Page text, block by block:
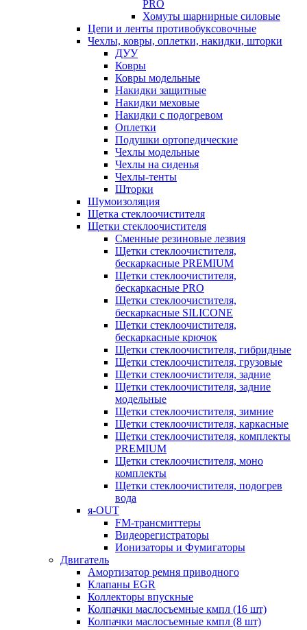
PRO
Хомуты шарнирные силовые
Цепи и ленты противобуксовочные
Чехлы, ковры, оплетки, накидки, шторки
ДУУ
Ковры
Ковры модельные
Накидки защитные
Накидки меховые
Накидки с подогревом
Оплетки
Подушки ортопедические
Чехлы модельные
Чехлы на сиденья
Чехлы-тенты
Шторки
Шумоизоляция
Щетка стеклоочистителя
Щетки стеклоочистителя
Сменные резиновые лезвия
Щетки стеклоочистителя,
бескаркасные PREMIUM
Щетки стеклоочистителя,
бескаркасные PRO
Щетки стеклоочистителя,
бескаркасные SILICONE
Щетки стеклоочистителя,
бескаркасные крючок
Щетки стеклоочистителя, гибридные
Щетки стеклоочистителя, грузовые
Щетки стеклоочистителя, задние
Щетки стеклоочистителя, задние
модельные
Щетки стеклоочистителя, зимние
Щетки стеклоочистителя, каркасные
Щетки стеклоочистителя, комплекты
PREMIUM
Щетки стеклоочистителя, моно
комплекты
Щетки стеклоочистителя, подогрев
вода
я-OUT
FM-трансмиттеры
Видеорегистраторы
Ионизаторы и Фумигаторы
Двигатель
Амортизатор ремня приводного
Клапаны EGR
Коллекторы впускные
Колпачки маслосъемные кмпл (16 шт)
Колпачки маслосъемные кмпл (8 шт)